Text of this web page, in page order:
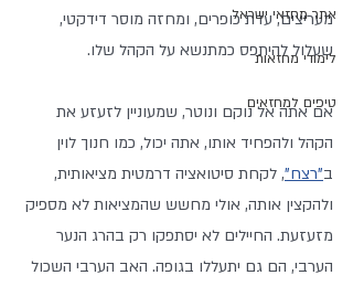
אתר מחזאי ישראל
לימודי מחזאות
טיפים למחזאים
מעריצים, עדת כופרים, ומחזה מוסר דידקטי,
שעלול להיתפס כמתנשא על הקהל שלו.
אם אתה אל נוקם ונוטר, שמעוניין לזעזע את
הקהל ולהפחיד אותו, אתה יכול, כמו חנוך לוין
ב"רצח", לקחת סיטואציה דרמטית מציאותית,
ולהקצין אותה, אולי מחשש שהמציאות לא מספיק
מזעזעת. החיילים לא יסתפקו רק בהרג הנער
הערבי, הם גם יתעללו בגופה. האב הערבי השכול